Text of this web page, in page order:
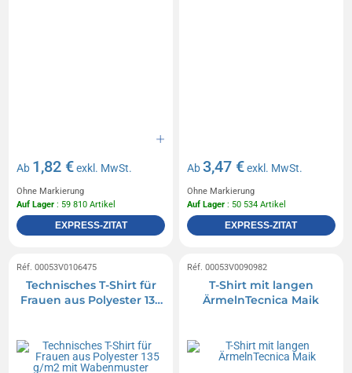
Ab 1,82 €exkl. MwSt.
Ohne Markierung
Auf Lager : 59 810 Artikel
EXPRESS-ZITAT
Ab3,47 €exkl. MwSt.
Ohne Markierung
Auf Lager : 50 534 Artikel
EXPRESS-ZITAT
Réf. 00053V0106475
Technisches T-Shirt für
Frauen aus Polyester 135
Réf. 00053V0090982
T-Shirt mit langen
ÄrmelnTecnica Maik